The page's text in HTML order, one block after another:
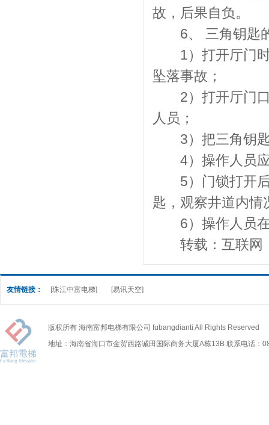
故，后果自负。
6、 三角钥匙
1）打开厅门时
坠落事故；
2）打开厅门口
人员；
3）把三角钥匙
4）操作人员应
5）门锁打开后
匙，观察井道内情
6）操作人员在
转载：互联网
友情链接： [珠江中富电梯] [易讯天空]
版权所有 海南富邦电梯有限公司 fubangdianti All Rights Reserved
地址：海南省海口市金贸西路诚田国际商务大厦A栋13B 联系电话